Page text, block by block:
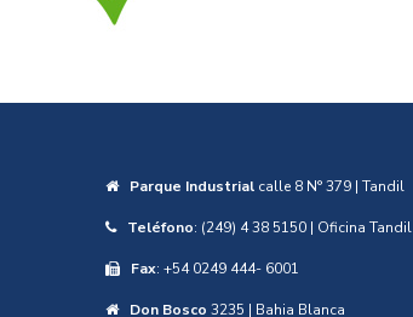
Parque Industrial calle 8 N° 379 | Tandil
Teléfono: (249) 4 38 5150 | Oficina Tandil
Fax: +54 0249 444- 6001
Don Bosco 3235 | Bahia Blanca